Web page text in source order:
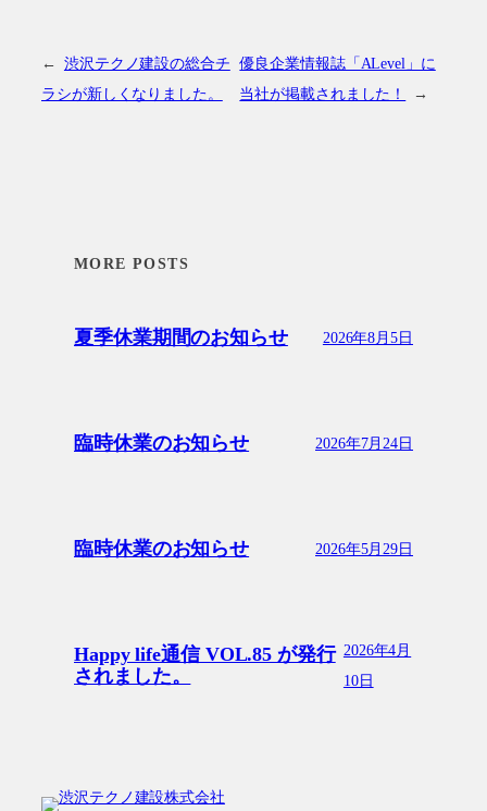
← 渋沢テクノ建設の総合チ
ラシが新しくなりました。
優良企業情報誌「ALevel」に
当社が掲載されました！
→
MORE POSTS
夏季休業期間のお知らせ 2026年8月5日
臨時休業のお知らせ 2026年7月24日
臨時休業のお知らせ 2026年5月29日
Happy life通信 VOL.85 が発行
されました。
2026年4月
10日